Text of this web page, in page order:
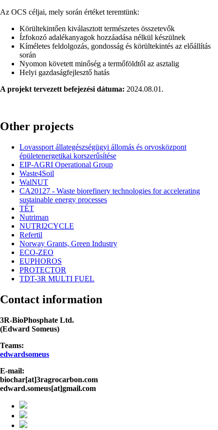
Az OCS céljai, mely során értéket teremtünk:
Körültekintően kiválasztott természetes összetevők
Ízfokozó adalékanyagok hozzáadása nélkül készülnek
Kíméletes feldolgozás, gondosság és körültekintés az előállítás
során
Nyomon követett minőség a termőföldtől az asztalig
Helyi gazdaságfejlesztő hatás
A projekt tervezett befejezési dátuma: 2024.08.01.
Other projects
Lovassport állategészségügyi állomás és orvosközpont
épületenergetikai korszerűsítése
EIP-AGRI Operational Group
Waste4Soil
WalNUT
CA20127 - Waste biorefinery technologies for accelerating
sustainable energy processes
TÉT
Nutriman
NUTRI2CYCLE
Refertil
Norway Grants, Green Industry
ECO-ZEO
EUPHOROS
PROTECTOR
TDT-3R MULTI FUEL
Contact information
3R-BioPhosphate Ltd.
(Edward Someus)
Teams:
edwardsomeus
E-mail:
biochar[at]3ragrocarbon.com
edward.someus[at]gmail.com